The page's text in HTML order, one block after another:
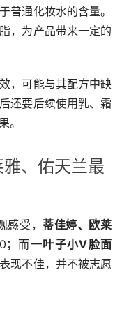
普通化妆水的含量。
，为产品带来一定的
，可能与其配方中缺
还要后续使用乳、霜
。
、佑天兰最
受， 蒂佳婷、欧莱
；而一叶子小V脸面
现不佳，并不被志愿